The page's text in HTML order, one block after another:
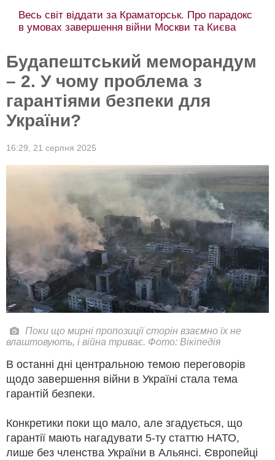
Весь світ віддати за Краматорськ. Про парадокс
в умовах завершення війни Москви та Києва
Будапештський меморандум
– 2. У чому проблема з
гарантіями безпеки для
України?
16:29, 21 серпня 2025
Поки що мирні пропозиції сторін взаємно їх не
влаштовують, і війна триває. Фото: Вікіпедія
В останні дні центральною темою переговорів
щодо завершення війни в Україні стала тема
гарантій безпеки.
Конкретики поки що мало, але згадується, що
гарантії мають нагадувати 5-ту статтю НАТО,
лише без членства України в Альянсі. Європейці